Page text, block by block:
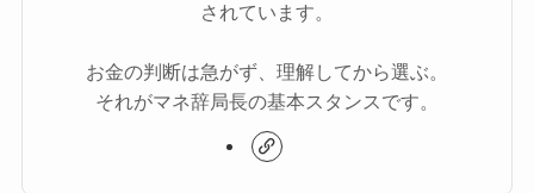
されています。
お金の判断は急がず、理解してから選ぶ。
それがマネ辞局長の基本スタンスです。